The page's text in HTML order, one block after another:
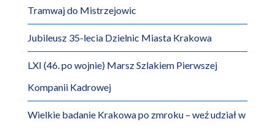
Tramwaj do Mistrzejowic
Jubileusz 35-lecia Dzielnic Miasta Krakowa
LXI (46. po wojnie) Marsz Szlakiem Pierwszej
Kompanii Kadrowej
Wielkie badanie Krakowa po zmroku – weź udział w